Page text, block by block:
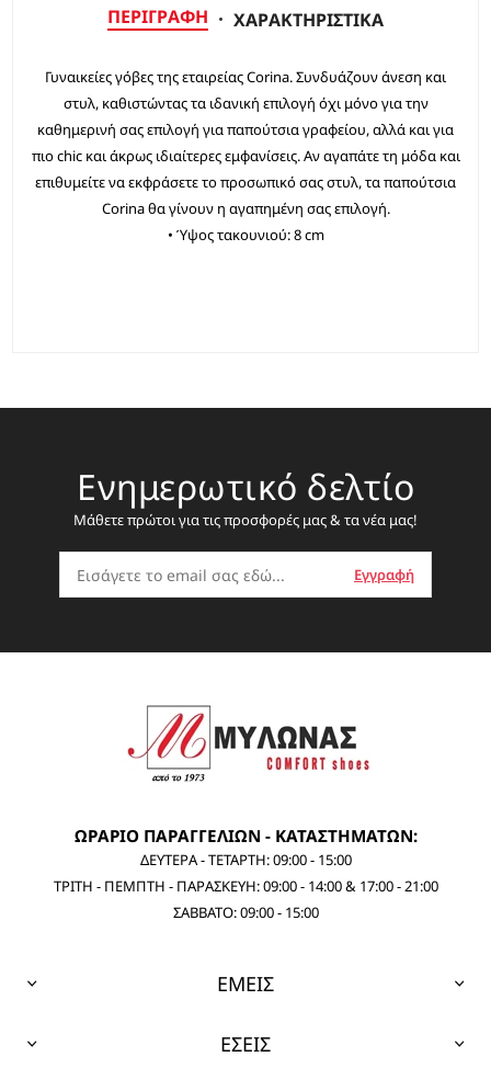
ΠΕΡΙΓΡΑΦΉ ΧΑΡΑΚΤΗΡΙΣΤΙΚΆ
Γυναικείες γόβες της εταιρείας Corina. Συνδυάζουν άνεση και
στυλ, καθιστώντας τα ιδανική επιλογή όχι μόνο για την
καθημερινή σας επιλογή για παπούτσια γραφείου, αλλά και για
πιο chic και άκρως ιδιαίτερες εμφανίσεις. Αν αγαπάτε τη μόδα και
επιθυμείτε να εκφράσετε το προσωπικό σας στυλ, τα παπούτσια
Corina θα γίνουν η αγαπημένη σας επιλογή.
• Ύψος τακουνιού: 8 cm
Ενημερωτικό δελτίο
Μάθετε πρώτοι για τις προσφορές μας & τα νέα μας!
ΩΡΑΡΙΟ ΠΑΡΑΓΓΕΛΙΩΝ - ΚΑΤΑΣΤΗΜΑΤΩΝ:
ΔΕΥΤΕΡΑ - ΤΕΤΑΡΤΗ: 09:00 - 15:00
ΤΡΙΤΗ - ΠΕΜΠΤΗ - ΠΑΡΑΣΚΕΥΗ: 09:00 - 14:00 & 17:00 - 21:00
ΣΑΒΒΑΤΟ: 09:00 - 15:00
ΕΜΕΙΣ
ΕΣΕΙΣ